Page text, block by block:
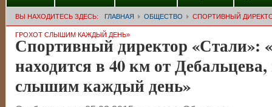
ВЫ НАХОДИТЕСЬ ЗДЕСЬ: ГЛАВНАЯ ОБЩЕСТВО СПОРТИВНЫЙ
ГРОХОТ СЛЫШИМ КАЖДЫЙ ДЕНЬ»
Спортивный директор «Стали»:
находится в 40 км от Дебальцева,
слышим каждый день»